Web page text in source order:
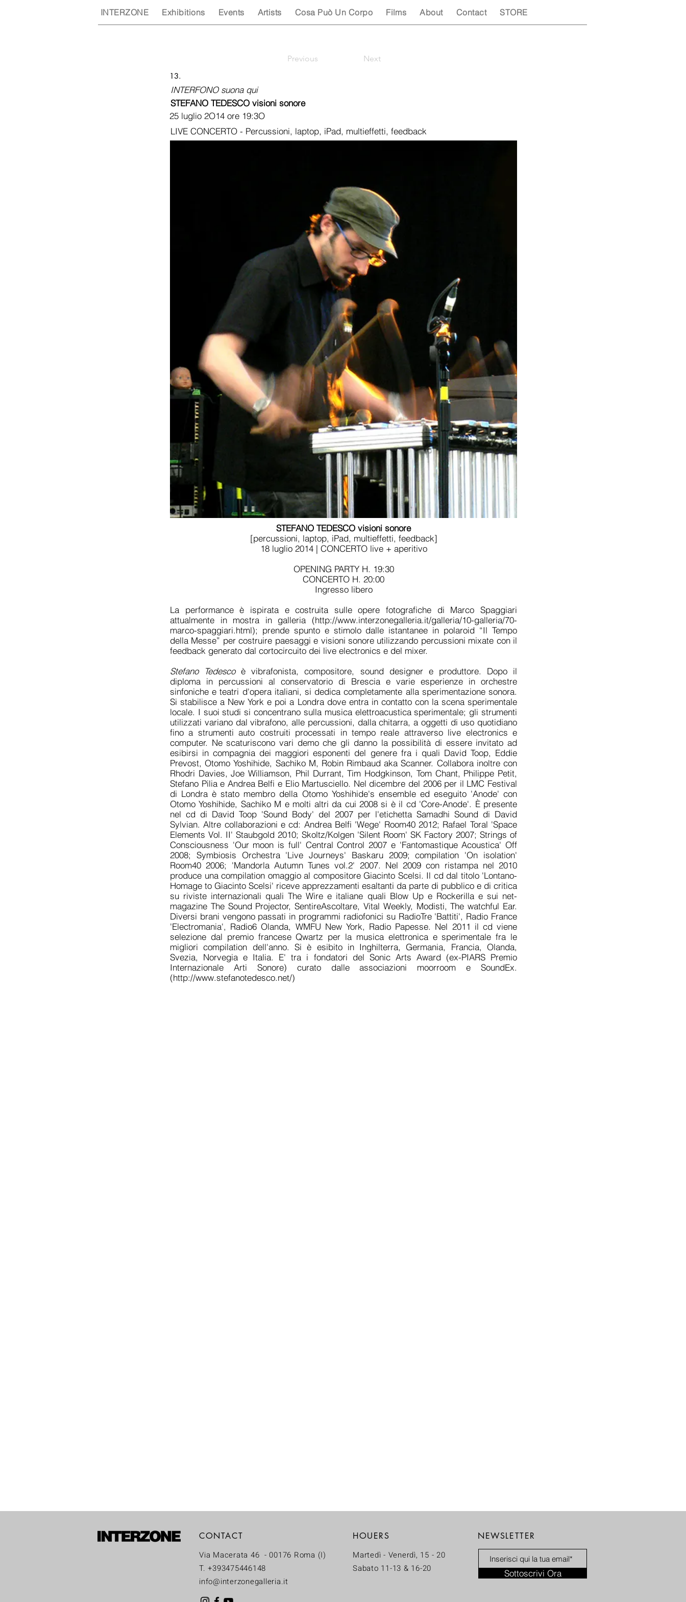
INTERZONE Exhibitions Events Artists Cosa Può Un Corpo Films About Contact STORE
13.
Previous Next
INTERFONO suona qui
STEFANO TEDESCO visioni sonore
25 luglio 2O14 ore 19:3O
LIVE CONCERTO - Percussioni, laptop, iPad, multieffetti, feedback
STEFANO TEDESCO visioni sonore
[percussioni, laptop, iPad, multieffetti, feedback]
18 luglio 2014 | CONCERTO live + aperitivo
OPENING PARTY H. 19:30
CONCERTO H. 20:00
Ingresso libero
La performance è ispirata e costruita sulle opere fotografiche di Marco Spaggiari
attualmente in mostra in galleria (http://www.interzonegalleria.it/galleria/10-galleria/70-
marco-spaggiari.html); prende spunto e stimolo dalle istantanee in polaroid “Il Tempo
della Messe” per costruire paesaggi e visioni sonore utilizzando percussioni mixate con il
feedback generato dal cortocircuito dei live electronics e del mixer.
Stefano Tedescoè vibrafonista, compositore, sound designer e produttore. Dopo il
diploma in percussioni al conservatorio di Brescia e varie esperienze in orchestre
sinfoniche e teatri d'opera italiani, si dedica completamente alla sperimentazione sonora.
Si stabilisce a New York e poi a Londra dove entra in contatto con la scena sperimentale
locale. I suoi studi si concentrano sulla musica elettroacustica sperimentale; gli strumenti
utilizzati variano dal vibrafono, alle percussioni, dalla chitarra, a oggetti di uso quotidiano
fino a strumenti auto costruiti processati in tempo reale attraverso live electronics e
computer. Ne scaturiscono vari demo che gli danno la possibilità di essere invitato ad
esibirsi in compagnia dei maggiori esponenti del genere fra i quali David Toop, Eddie
Prevost, Otomo Yoshihide, Sachiko M, Robin Rimbaud aka Scanner. Collabora inoltre con
Rhodri Davies, Joe Williamson, Phil Durrant, Tim Hodgkinson, Tom Chant, Philippe Petit,
Stefano Pilia e Andrea Belfi e Elio Martusciello. Nel dicembre del 2006 per il LMC Festival
di Londra è stato membro della Otomo Yoshihide's ensemble ed eseguito 'Anode' con
Otomo Yoshihide, Sachiko M e molti altri da cui 2008 si è il cd 'Core-Anode'. È presente
nel cd di David Toop 'Sound Body' del 2007 per l'etichetta Samadhi Sound di David
Sylvian. Altre collaborazioni e cd: Andrea Belfi 'Wege' Room40 2012; Rafael Toral 'Space
Elements Vol. II' Staubgold 2010; Skoltz/Kolgen 'Silent Room' SK Factory 2007; Strings of
Consciousness 'Our moon is full' Central Control 2007 e 'Fantomastique Acoustica' Off
2008; Symbiosis Orchestra 'Live Journeys' Baskaru 2009; compilation 'On isolation'
Room40 2006; 'Mandorla Autumn Tunes vol.2' 2007. Nel 2009 con ristampa nel 2010
produce una compilation omaggio al compositore Giacinto Scelsi. Il cd dal titolo 'Lontano-
Homage to Giacinto Scelsi' riceve apprezzamenti esaltanti da parte di pubblico e di critica
su riviste internazionali quali The Wire e italiane quali Blow Up e Rockerilla e sui net-
magazine The Sound Projector, SentireAscoltare, Vital Weekly, Modisti, The watchful Ear.
Diversi brani vengono passati in programmi radiofonici su RadioTre 'Battiti', Radio France
'Electromania', Radio6 Olanda, WMFU New York, Radio Papesse. Nel 2011 il cd viene
selezione dal premio francese Qwartz per la musica elettronica e sperimentale fra le
migliori compilation dell'anno. Si è esibito in Inghilterra, Germania, Francia, Olanda,
Svezia, Norvegia e Italia. E' tra i fondatori del Sonic Arts Award (ex-PIARS Premio
Internazionale Arti Sonore) curato dalle associazioni moorroom e SoundEx.
(http://www.stefanotedesco.net/)
CONTACT
Via Macerata 46 - 00176 Roma (I)
T. +393475446148
info@interzonegalleria.it
HOUERS
Martedì - Venerdì, 15 - 20
Sabato 11-13 & 16-20
NEWSLETTER
Sottoscrivi Ora